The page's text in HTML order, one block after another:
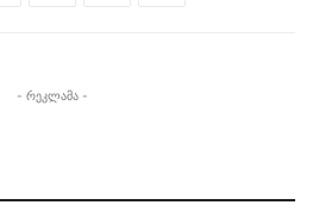
- რეკლამა -